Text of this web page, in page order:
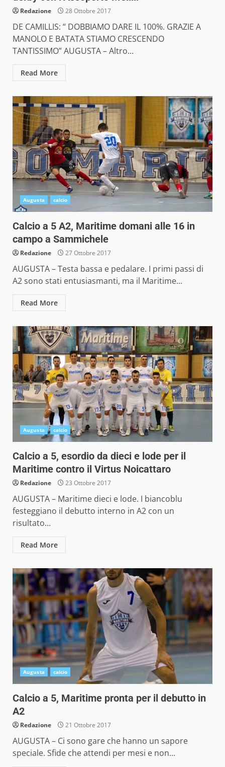
Redazione 28 Ottobre 2017
DE CAMILLIS: “ DOBBIAMO DARE IL 100%. GRAZIE A
MANOLO E BATATA STIAMO CRESCENDO
TANTISSIMO” AUGUSTA – Altro...
Read More
Augusta calcio
Calcio a 5 A2, Maritime domani alle 16 in
campo a Sammichele
Redazione 27 Ottobre 2017
AUGUSTA – Testa bassa e pedalare. I primi passi di
A2 sono stati entusiasmanti, ma il Maritime...
Read More
Augusta calcio
Calcio a 5, esordio da dieci e lode per il
Maritime contro il Virtus Noicattaro
Redazione 23 Ottobre 2017
AUGUSTA – Maritime dieci e lode. I biancoblu
festeggiano il debutto interno in A2 con un
risultato...
Read More
Augusta calcio
Calcio a 5, Maritime pronta per il debutto in
A2
Redazione 21 Ottobre 2017
AUGUSTA – Ci sono gare che hanno un sapore
speciale. Sfide che attendi per mesi e non...